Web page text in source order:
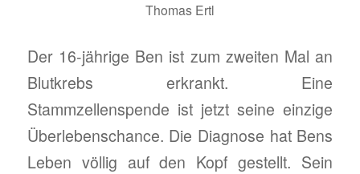
Thomas Ertl
Der 16-jährige Ben ist zum zweiten Mal an
Blutkrebs erkrankt. Eine
Stammzellenspende ist jetzt seine einzige
Überlebenschance. Die Diagnose hat Bens
Leben völlig auf den Kopf gestellt. Sein